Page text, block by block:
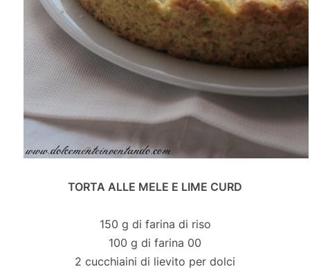
TORTA ALLE MELE E LIME CURD
150 g di farina di riso
100 g di farina 00
2 cucchiaini di lievito per dolci